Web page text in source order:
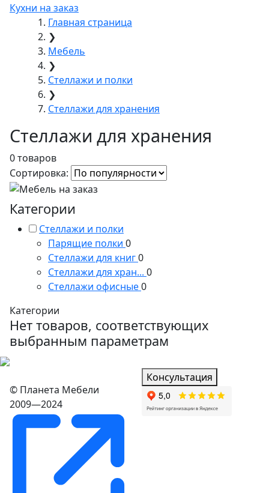
Кухни на заказ
Главная страница
❯
Мебель
❯
Стеллажи и полки
❯
Стеллажи для хранения
Стеллажи для хранения
0 товаров
Сортировка:
Категории
Стеллажи и полки
Парящие полки 0
Стеллажи для книг0
Стеллажи для хран... 0
Стеллажи офисные0
Категории
Нет товаров, соответствующих
выбранным параметрам
© Планета Мебели
2009—2024
Консультация